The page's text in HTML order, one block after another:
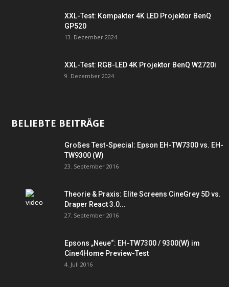
XXL-Test: Kompakter 4K LED Projektor BenQ
GP520
13. Dezember 2024
XXL-Test: RGB-LED 4K Projektor BenQ W2720i
9. Dezember 2024
BELIEBTE BEITRÄGE
Großes Test-Special: Epson EH-TW7300 vs. EH-
TW9300 (W)
23. September 2016
Theorie & Praxis: Elite Screens CineGrey 5D vs.
Draper React 3.0...
27. September 2016
Epsons „Neue“: EH-TW7300 / 9300(W) im
Cine4Home Preview-Test
4. Juli 2016